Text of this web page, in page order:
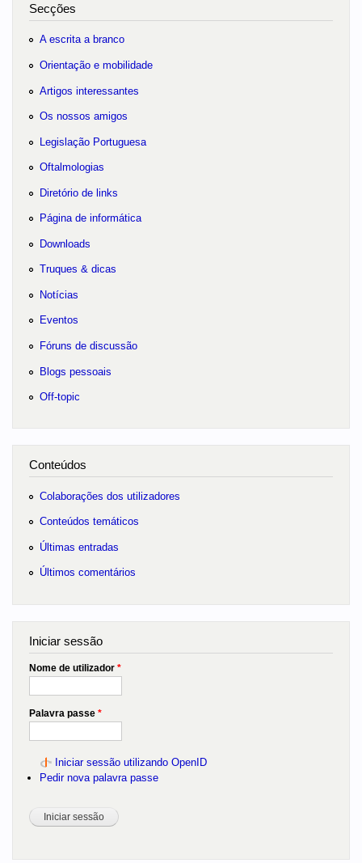
Secções
A escrita a branco
Orientação e mobilidade
Artigos interessantes
Os nossos amigos
Legislação Portuguesa
Oftalmologias
Diretório de links
Página de informática
Downloads
Truques & dicas
Notícias
Eventos
Fóruns de discussão
Blogs pessoais
Off-topic
Conteúdos
Colaborações dos utilizadores
Conteúdos temáticos
Últimas entradas
Últimos comentários
Iniciar sessão
Nome de utilizador *
Palavra passe *
Iniciar sessão utilizando OpenID
Pedir nova palavra passe